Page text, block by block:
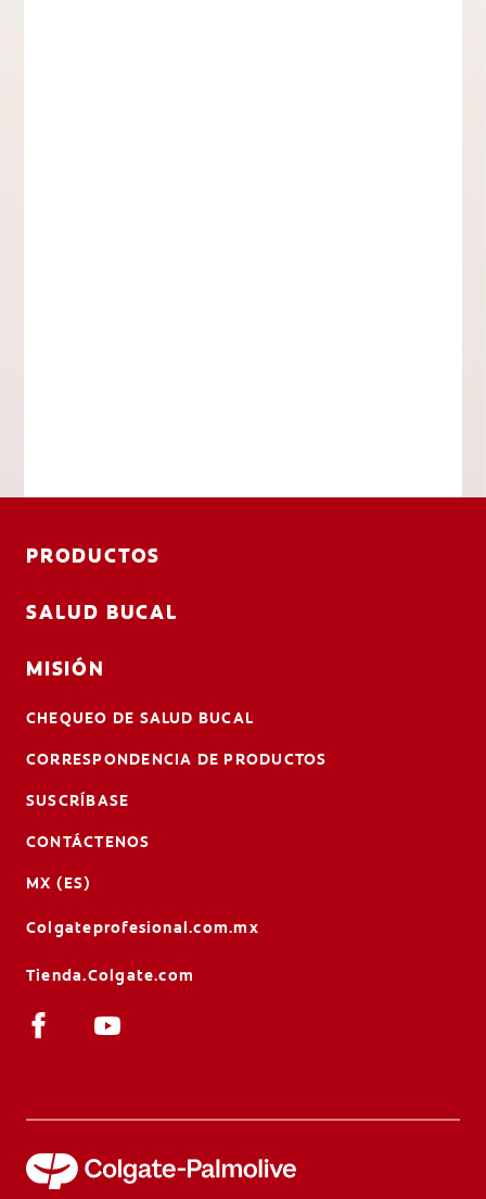
PRODUCTOS
SALUD BUCAL
MISIÓN
CHEQUEO DE SALUD BUCAL
CORRESPONDENCIA DE PRODUCTOS
SUSCRÍBASE
CONTÁCTENOS
MX (ES)
Colgateprofesional.com.mx
Tienda.Colgate.com